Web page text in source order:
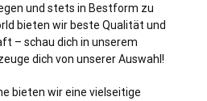
und stets in Bestform zu
bieten wir beste Qualität und
– schau dich in unserem
dich von unserer Auswahl!
bieten wir eine vielseitige